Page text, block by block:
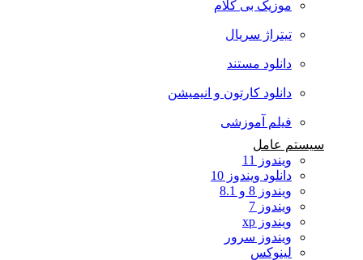
موزیک بی کلام
تیتراژ سریال
دانلود مستند
دانلود کارتون و انیمیشن
فیلم آموزشی
سیستم عامل
ویندوز 11
دانلود ویندوز 10
ویندوز 8 و 8.1
ویندوز 7
ویندوز xp
ویندوز سرور
لینوکس